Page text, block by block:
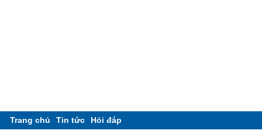
Trang chủ Tin tức
Hỏi đáp